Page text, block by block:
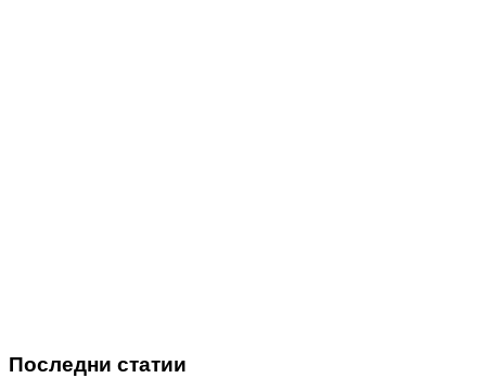
Последни статии